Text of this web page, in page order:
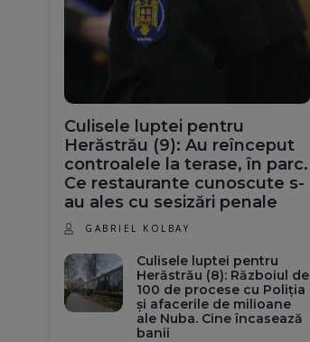
Culisele luptei pentru
Herăstrău (9): Au reînceput
controalele la terase, în parc.
Ce restaurante cunoscute s-
au ales cu sesizări penale
GABRIEL KOLBAY
Culisele luptei pentru
Herăstrău (8): Războiul de
100 de procese cu Poliția
și afacerile de milioane
ale Nuba. Cine încasează
banii